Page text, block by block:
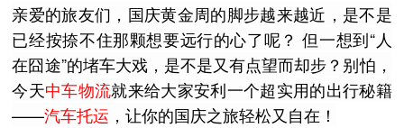
亲爱的旅友们，国庆黄金周的脚步越来越近，是不是
已经按捺不住那颗想要远行的心了呢？ 但一想到“人
在囧途”的堵车大戏，是不是又有点望而却步？别怕，
今天中车物流就来给大家安利一个超实用的出行秘籍
——汽车托运 ，让你的国庆之旅轻松又自在！